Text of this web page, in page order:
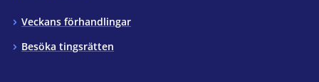
Veckans förhandlingar
Besöka tingsrätten